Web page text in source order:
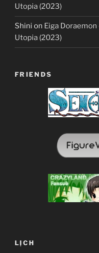
Utopia (2023)
Shini on Eiga
Utopia (2023)
FRIENDS
LỊCH